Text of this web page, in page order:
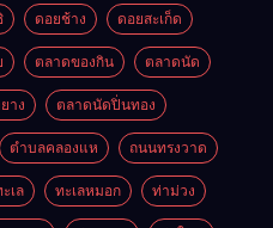
ดอยช้าง ดอยสะเก็ด
ตลาดของกิน ตลาดนัด
าง ตลาดนัดปิ่นทอง
ตำบลคลองแห ถนนทรงวาด
เล ทะเลหมอก ท่าม่วง